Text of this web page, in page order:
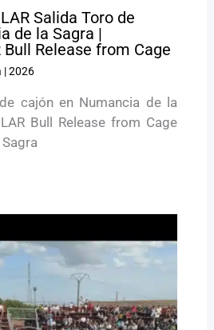
Salida Toro de
de la Sagra |
Bull Release from Cage
|2026
cajón en Numancia de la
Bull Release from Cage